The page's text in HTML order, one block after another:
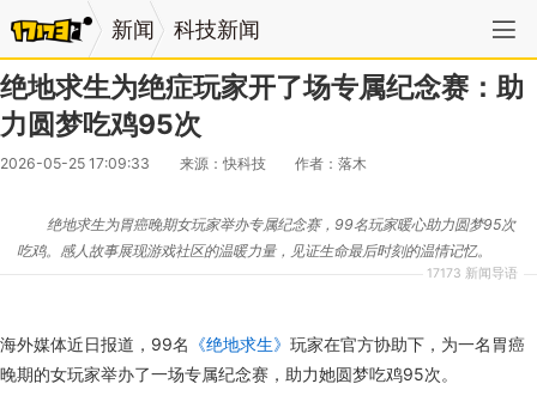
新闻 科技新闻
绝地求生为绝症玩家开了场专属纪念赛：助
力圆梦吃鸡95次
2026-05-25 17:09:33 来源：快科技 作者：落木
17173 新闻导语
绝地求生为胃癌晚期女玩家举办专属纪念赛，99名玩家暖心助力圆梦95次
吃鸡。感人故事展现游戏社区的温暖力量，见证生命最后时刻的温情记忆。
海外媒体近日报道，99名 《绝地求生》 玩家在官方协助下，为一名胃癌
晚期的女玩家举办了一场专属纪念赛，助力她圆梦吃鸡95次。